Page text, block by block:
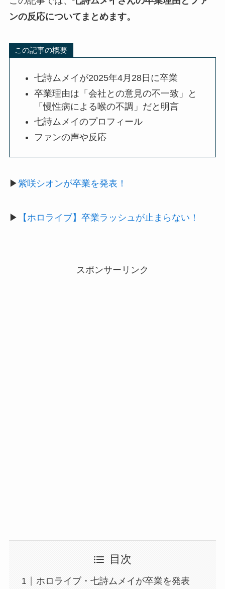
ンの反応についてまとめます。
この記事の概要
七詩ムメイが2025年4月28日に卒業
卒業理由は「会社との意見の不一致」と
「慢性病による喉の不調」だと明言
七詩ムメイのプロフィール
ファンの声や反応
▶紫咲シオンが卒業を発表！
▶ 【ホロライブ】卒業ラッシュが止まらない！
スポンサーリンク
目次
ホロライブ・七詩ムメイが卒業を発表